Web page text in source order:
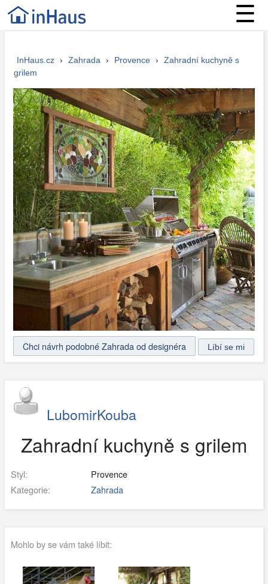
☰
InHaus.cz › Zahrada › Provence ›
Zahradní kuchyně s
grilem
Chci návrh podobné Zahrada od designéra
LubomirKouba
Zahradní kuchyně s grilem
Styl:
Provence
Kategorie:
Zahrada
Mohlo by se vám také líbit: